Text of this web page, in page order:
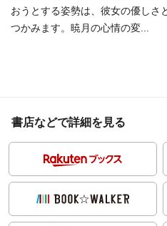
おうとする姿勢は、彼女の優しさ
つかみます。暁月の心情の変...
書店などで詳細を見る